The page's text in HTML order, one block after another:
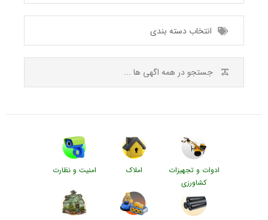
انتخاب دسته بندی
ادوات و تجهیزات
کشاورزی
املاک امنیت و نظارت